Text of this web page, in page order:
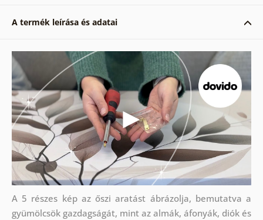
A termék leírása és adatai
A 5 részes kép az őszi aratást ábrázolja, bemutatva a
gyümölcsök gazdagságát, mint az almák, áfonyák, diók és